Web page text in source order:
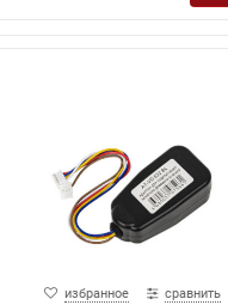
избранное сравнить